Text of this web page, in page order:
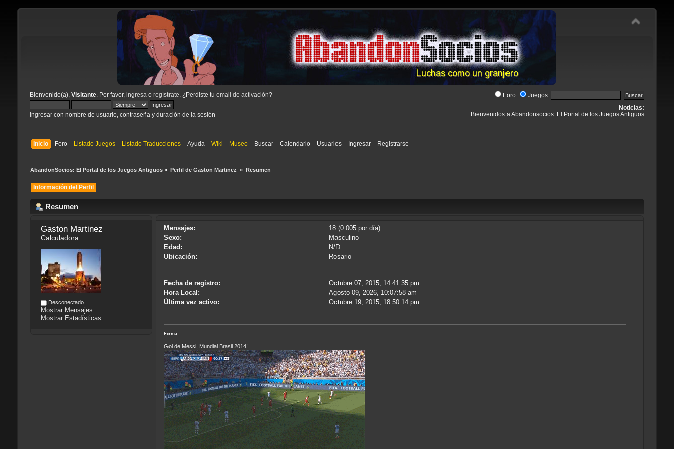
Bienvenido(a), Visitante. Por favor, ingresa o regístrate . ¿Perdiste tu email de activación?
Ingresar con nombre de usuario, contraseña y duración de la sesión
Foro Juegos
Noticias:
Bienvenidos a Abandonsocios: El Portal de los Juegos Antiguos
Inicio Foro Listado Juegos Listado Traducciones Ayuda Wiki Museo Buscar Calendario Usuarios Ingresar Registrarse
AbandonSocios: El Portal de los Juegos Antiguos» Perfil de Gaston Martinez » Resumen
Información del Perfil
Resumen
Gaston Martinez
Calculadora
Desconectado
Mostrar Mensajes
Mostrar Estadísticas
Mensajes:
18 (0.005 por día)
Sexo:
Masculino
Edad:
N/D
Ubicación:
Rosario
Fecha de registro:
Octubre 07, 2015, 14:41:35 pm
Hora Local:
Agosto 09, 2026, 10:07:58 am
Última vez activo:
Octubre 19, 2015, 18:50:14 pm
Firma:
Gol de Messi, Mundial Brasil 2014!